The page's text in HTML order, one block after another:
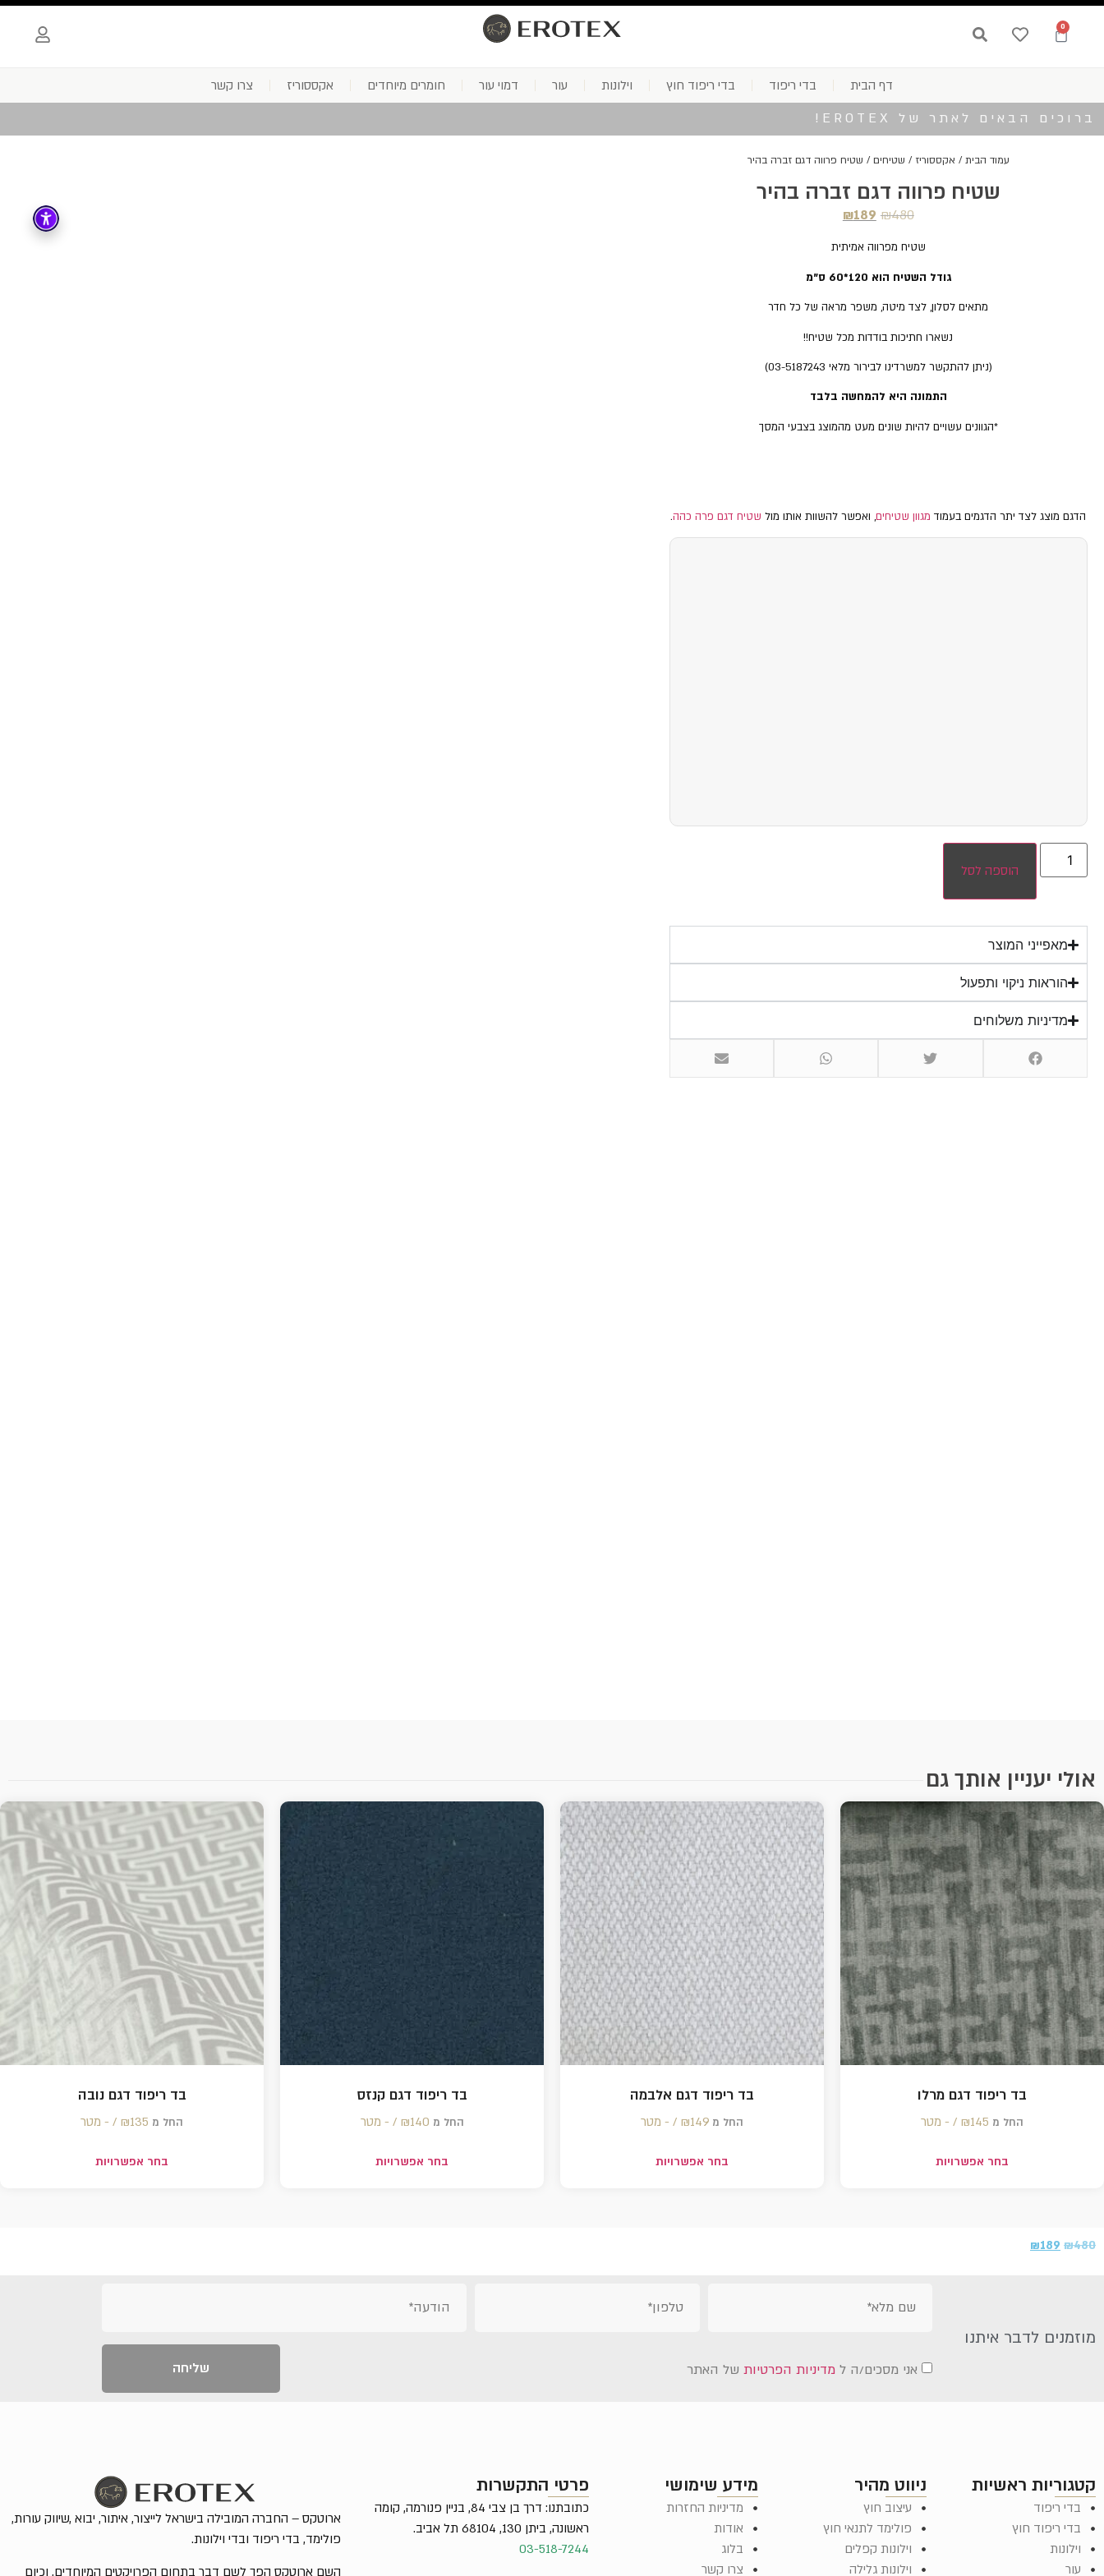
0
דף הבית בדי ריפוד בדי ריפוד חוץ וילונות עור דמוי עור חומרים מיוחדים אקססוריז צרו קשר
ברוכים הבאים לאתר של EROTEX!
עמוד הבית / אקססוריז / שטיחים / שטיח פרווה דגם זברה בהיר
שטיח פרווה דגם זברה בהיר
₪480
₪189
שטיח מפרווה אמיתית
גודל השטיח הוא 120*60 ס"מ
מתאים לסלון, לצד מיטה, משפר מראה של כל חדר
נשארו חתיכות בודדות מכל שטיח!!
(ניתן להתקשר למשרדינו לבירור מלאי 03-5187243)
התמונה היא להמחשה בלבד
*הגוונים עשויים להיות שונים מעט מהמוצג בצבעי המסך
הדגם מוצג לצד יתר הדגמים בעמוד מגוון שטיחים, ואפשר להשוות אותו מול שטיח דגם פרה כהה.
הוספה לסל
מאפייני המוצר
הוראות ניקוי ותפעול
מדיניות משלוחים
אולי יעניין אותך גם
בד ריפוד דגם מרלו
החל מ ₪145 /‏‏‎ ‎- מטר
בחר אפשרויות
בד ריפוד דגם אלבמה
החל מ ₪149 /‏‏‎ ‎- מטר
בחר אפשרויות
בד ריפוד דגם קנזס
החל מ ₪140 /‏‏‎ ‎- מטר
בחר אפשרויות
בד ריפוד דגם נובה
החל מ ₪135 /‏‏‎ ‎- מטר
בחר אפשרויות
₪480
₪189
מוזמנים לדבר איתנו
אני מסכים/ה ל מדיניות הפרטיותשל האתר שליחה
קטגוריות ראשיות
בדי ריפוד
בדי ריפוד חוץ
וילונות
עור
ניווט מהיר
עיצוב חוץ
פולימד לתנאי חוץ
וילונות קפלים
וילונות גלילה
מידע שימושי
מדיניות החזרות
אודות
בלוג
צרו קשר
פרטי התקשרות
כתובתנו: דרך בן צבי 84, בניין פנורמה, קומה
ראשונה, ביתן 130, 68104 תל אביב.
03-518-7244
ארוטקס – החברה המובילה בישראל לייצור, איתור, יבוא ,שיווק עורות,
פולימד, בדי ריפוד ובדי וילונות.
השם ארוטקס הפך לשם דבר בתחום הפרויקטים המיוחדים, וכיום